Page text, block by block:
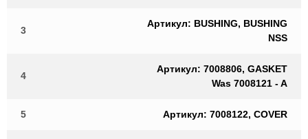
3
Артикул: BUSHING, BUSHING
NSS
4
Артикул: 7008806, GASKET
Was 7008121 - A
5 Артикул: 7008122, COVER